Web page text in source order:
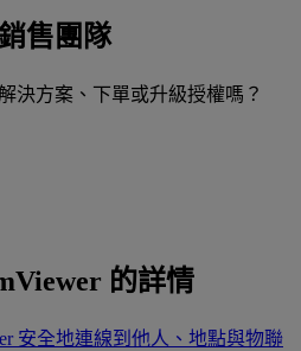
售團隊
決方案、下單或升級授權嗎？
的詳情
安全地連線到他人、地點與物聯